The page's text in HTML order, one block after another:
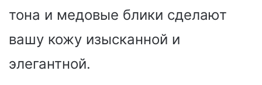
тона и медовые блики сделают
вашу кожу изысканной и
элегантной.